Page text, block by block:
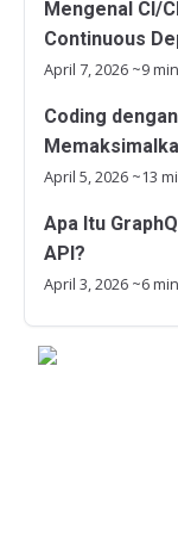
Mengenal CI/
Continuous
April 7, 2026 ~9
Coding
April 5, 2026 ~13
Apa Itu
API?
April 3, 2026 ~6